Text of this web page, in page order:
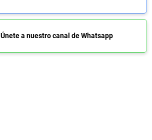
Únete a nuestro canal de Whatsapp